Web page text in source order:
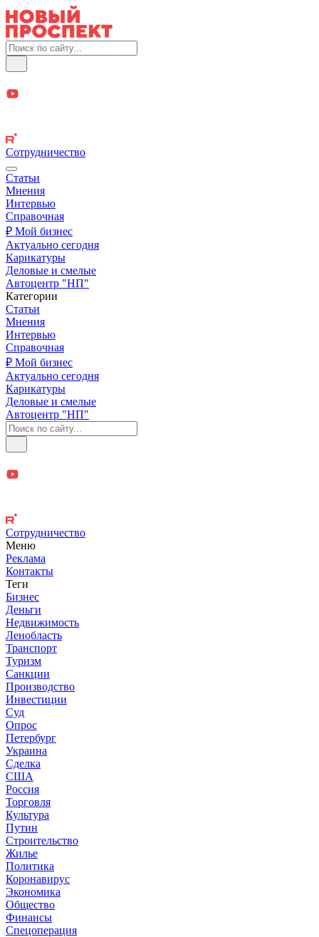
Сотрудничество
Статьи
Мнения
Интервью
Справочная
₽ Мой бизнес
Актуально сегодня
Карикатуры
Деловые и смелые
Автоцентр "НП"
Категории
Статьи
Мнения
Интервью
Справочная
₽ Мой бизнес
Актуально сегодня
Карикатуры
Деловые и смелые
Автоцентр "НП"
Сотрудничество
Меню
Реклама
Контакты
Теги
Бизнес
Деньги
Недвижимость
Ленобласть
Транспорт
Туризм
Санкции
Производство
Инвестиции
Суд
Опрос
Петербург
Украина
Сделка
США
Россия
Торговля
Культура
Путин
Строительство
Жилье
Политика
Коронавирус
Экономика
Общество
Финансы
Спецоперация